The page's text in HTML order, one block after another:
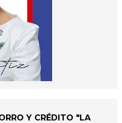
Y CRÉDITO "LA